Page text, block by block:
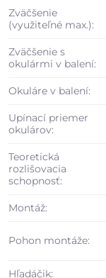
Zväčšenie
(využiteľné max.):
Zväčšenie s
okulármi v balení:
Okuláre v balení:
Upínací priemer
okulárov:
Teoretická
rozlišovacia
schopnosť:
Montáž:
Pohon montáže:
Hľadáčik: